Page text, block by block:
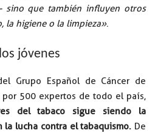
sino que también influyen otros
la higiene o la limpieza».
jóvenes
Grupo Español de Cáncer de
por 500 expertos de todo el país,
del tabaco sigue siendo la
lucha contra el tabaquismo. De